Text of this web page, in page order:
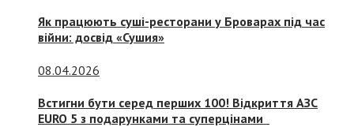
Як працюють суші-ресторани у Броварах під час
війни: досвід «Сушия»
08.04.2026
Встигни бути серед перших 100! Відкриття АЗС
EURO 5 з подарунками та суперцінами